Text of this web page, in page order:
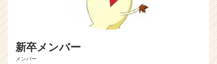
新卒メンバー
メンバー